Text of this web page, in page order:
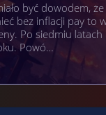
być dowodem,
bez inflacji pay to
Po siedmiu latach
Powó…